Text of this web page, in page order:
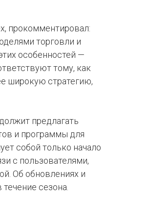
прокомментировал:
торговли и
особенностей —
тому, как
широкую стратегию,
предлагать
и программы для
собой только начало
с пользователями,
Об обновлениях и
сезона.